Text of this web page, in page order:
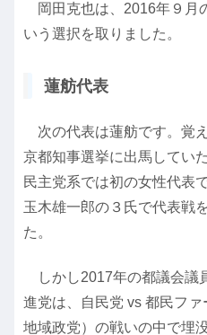
岡田克也は、2016年９月
いう選択を取りました。
蓮舫代表
次の代表は蓮舫です。覚
京都知事選挙に出馬してい
民主党系では初の女性代表
玉木雄一郎の３氏で代表戦
た。
しかし2017年の都議会議
進党は、自民党 vs 都民フ
地域政党）の戦いの中で埋